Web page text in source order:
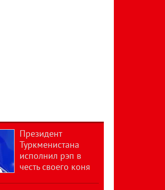
Президент
Туркменистана
исполнил рэп в
честь своего коня